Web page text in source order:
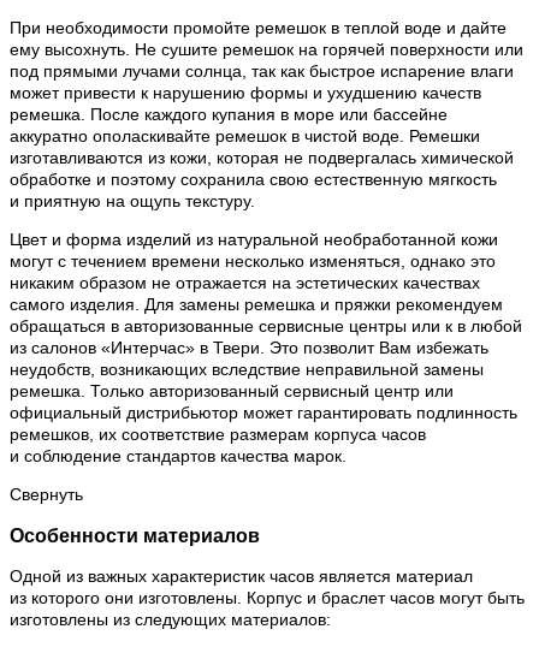
При необходимости промойте ремешок в теплой воде и дайте
ему высохнуть. Не сушите ремешок на горячей поверхности или
под прямыми лучами солнца, так как быстрое испарение влаги
может привести к нарушению формы и ухудшению качеств
ремешка. После каждого купания в море или бассейне
аккуратно ополаскивайте ремешок в чистой воде. Ремешки
изготавливаются из кожи, которая не подвергалась химической
обработке и поэтому сохранила свою естественную мягкость
и приятную на ощупь текстуру.
Цвет и форма изделий из натуральной необработанной кожи
могут с течением времени несколько изменяться, однако это
никаким образом не отражается на эстетических качествах
самого изделия. Для замены ремешка и пряжки рекомендуем
обращаться в авторизованные сервисные центры или к в любой
из салонов «Интерчас» в Твери. Это позволит Вам избежать
неудобств, возникающих вследствие неправильной замены
ремешка. Только авторизованный сервисный центр или
официальный дистрибьютор может гарантировать подлинность
ремешков, их соответствие размерам корпуса часов
и соблюдение стандартов качества марок.
Свернуть
Особенности материалов
Одной из важных характеристик часов является материал
из которого они изготовлены. Корпус и браслет часов могут быть
изготовлены из следующих материалов: